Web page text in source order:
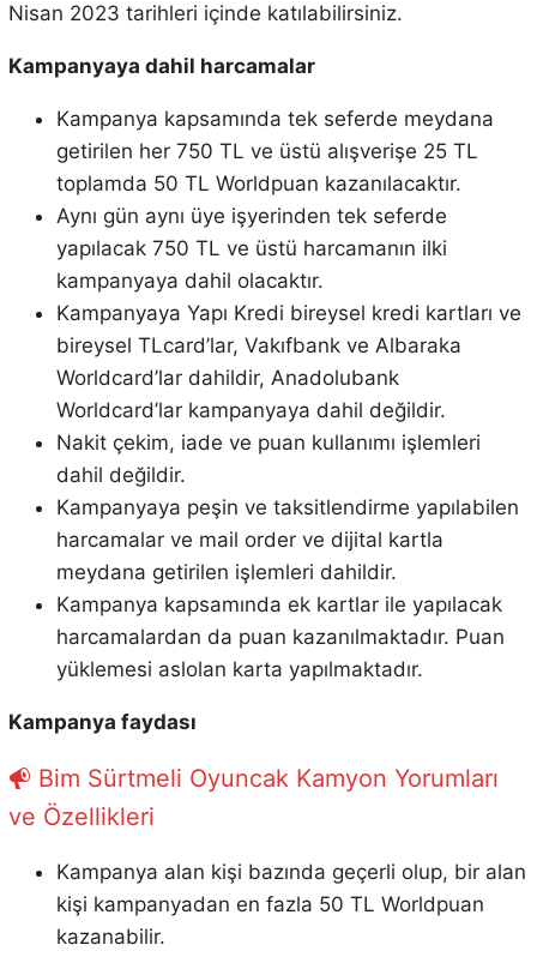
Nisan 2023 tarihleri içinde katılabilirsiniz.
Kampanyaya dahil harcamalar
Kampanya kapsamında tek seferde meydana
getirilen her 750 TL ve üstü alışverişe 25 TL
toplamda 50 TL Worldpuan kazanılacaktır.
Aynı gün aynı üye işyerinden tek seferde
yapılacak 750 TL ve üstü harcamanın ilki
kampanyaya dahil olacaktır.
Kampanyaya Yapı Kredi bireysel kredi kartları ve
bireysel TLcard’lar, Vakıfbank ve Albaraka
Worldcard’lar dahildir, Anadolubank
Worldcard’lar kampanyaya dahil değildir.
Nakit çekim, iade ve puan kullanımı işlemleri
dahil değildir.
Kampanyaya peşin ve taksitlendirme yapılabilen
harcamalar ve mail order ve dijital kartla
meydana getirilen işlemleri dahildir.
Kampanya kapsamında ek kartlar ile yapılacak
harcamalardan da puan kazanılmaktadır. Puan
yüklemesi aslolan karta yapılmaktadır.
Kampanya faydası
Bim Sürtmeli Oyuncak Kamyon Yorumları
ve Özellikleri
Kampanya alan kişi bazında geçerli olup, bir alan
kişi kampanyadan en fazla 50 TL Worldpuan
kazanabilir.